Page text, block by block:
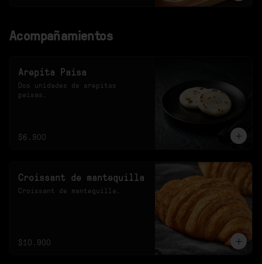
Acompañamientos
Arepita Paisa
Dos unidades de arepitas
paisas.
$6.900
Croissant de mantequilla
Croissant de mantequilla.
$10.900